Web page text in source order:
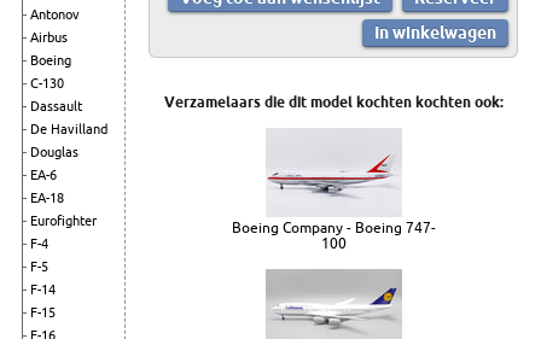
Antonov
Airbus
Boeing
C-130
Dassault
De Havilland
Douglas
EA-6
EA-18
Eurofighter
F-4
F-5
F-14
F-15
F-16
Verzamelaars die dit model kochten kochten ook:
Boeing Company - Boeing 747-
100